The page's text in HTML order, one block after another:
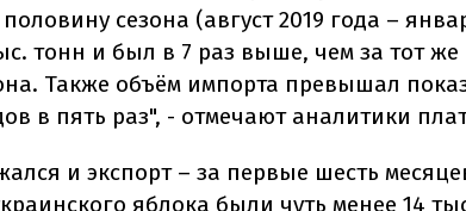
сезона (август 2019 года –
тонн и был в 7 раз выше, чем за тот
Также объём импорта превышал
в пять раз", - отмечают аналитики
и экспорт – за первые шесть
яблока были чуть менее 14